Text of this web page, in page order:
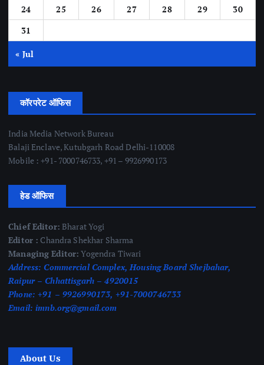
24
25 26 27 28 29
30
31
« Jul
कॉरपरेट ऑफिस
India Media Network Bureau
Balaji Enclave, Kutubgarh Road Delhi-110008
Mobile : +91- 7000746733, +91 – 9926990173
हेड ऑफिस
Chief Editor: Bharat Yogi
Editor : Chandra Shekhar Sharma
Managing Editor: Yogendra Tiwari
Address: Commercial Complex, Housing Board Shejbahar,
Raipur – Chhattisgarh – 4920015
Phone: +91 – 9926990173, +91-7000746733
Email: imnb.org@gmail.com
About Us